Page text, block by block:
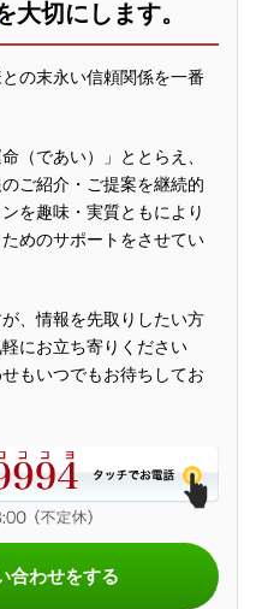
大切にします。
の末永い信頼関係を一番
（であい）」ととらえ、
ご紹介・ご提案を継続的
を趣味・実質ともにより
めのサポートをさせてい
、情報を先取りしたい方
にお立ち寄りください
もいつでもお待ちしてお
合わせをする